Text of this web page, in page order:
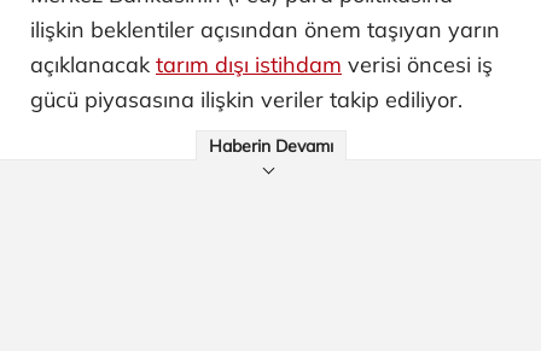
ilişkin beklentiler açısından önem taşıyan yarın
açıklanacak tarım dışı istihdam verisi öncesi iş
gücü piyasasına ilişkin veriler takip ediliyor.
Haberin Devamı